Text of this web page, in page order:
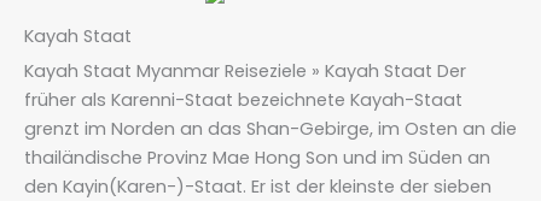
Kayah Staat
Kayah Staat Myanmar Reiseziele » Kayah Staat Der
früher als Karenni-Staat bezeichnete Kayah-Staat
grenzt im Norden an das Shan-Gebirge, im Osten an die
thailändische Provinz Mae Hong Son und im Süden an
den Kayin(Karen-)-Staat. Er ist der kleinste der sieben